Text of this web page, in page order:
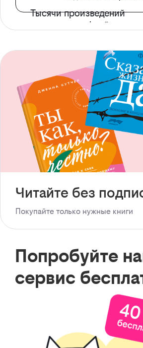
Тысячи произведений
с доступом офлайн
Читайте без
Покупайте только нужные книги
Попробуйте
сервис